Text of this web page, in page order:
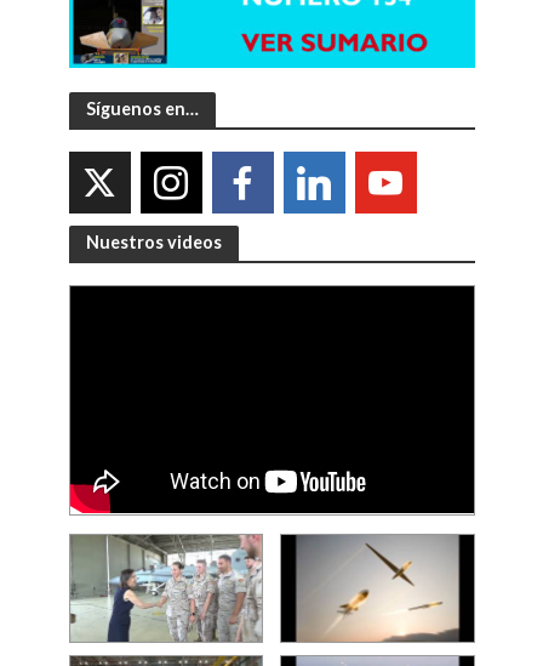
Síguenos en…
Nuestros videos